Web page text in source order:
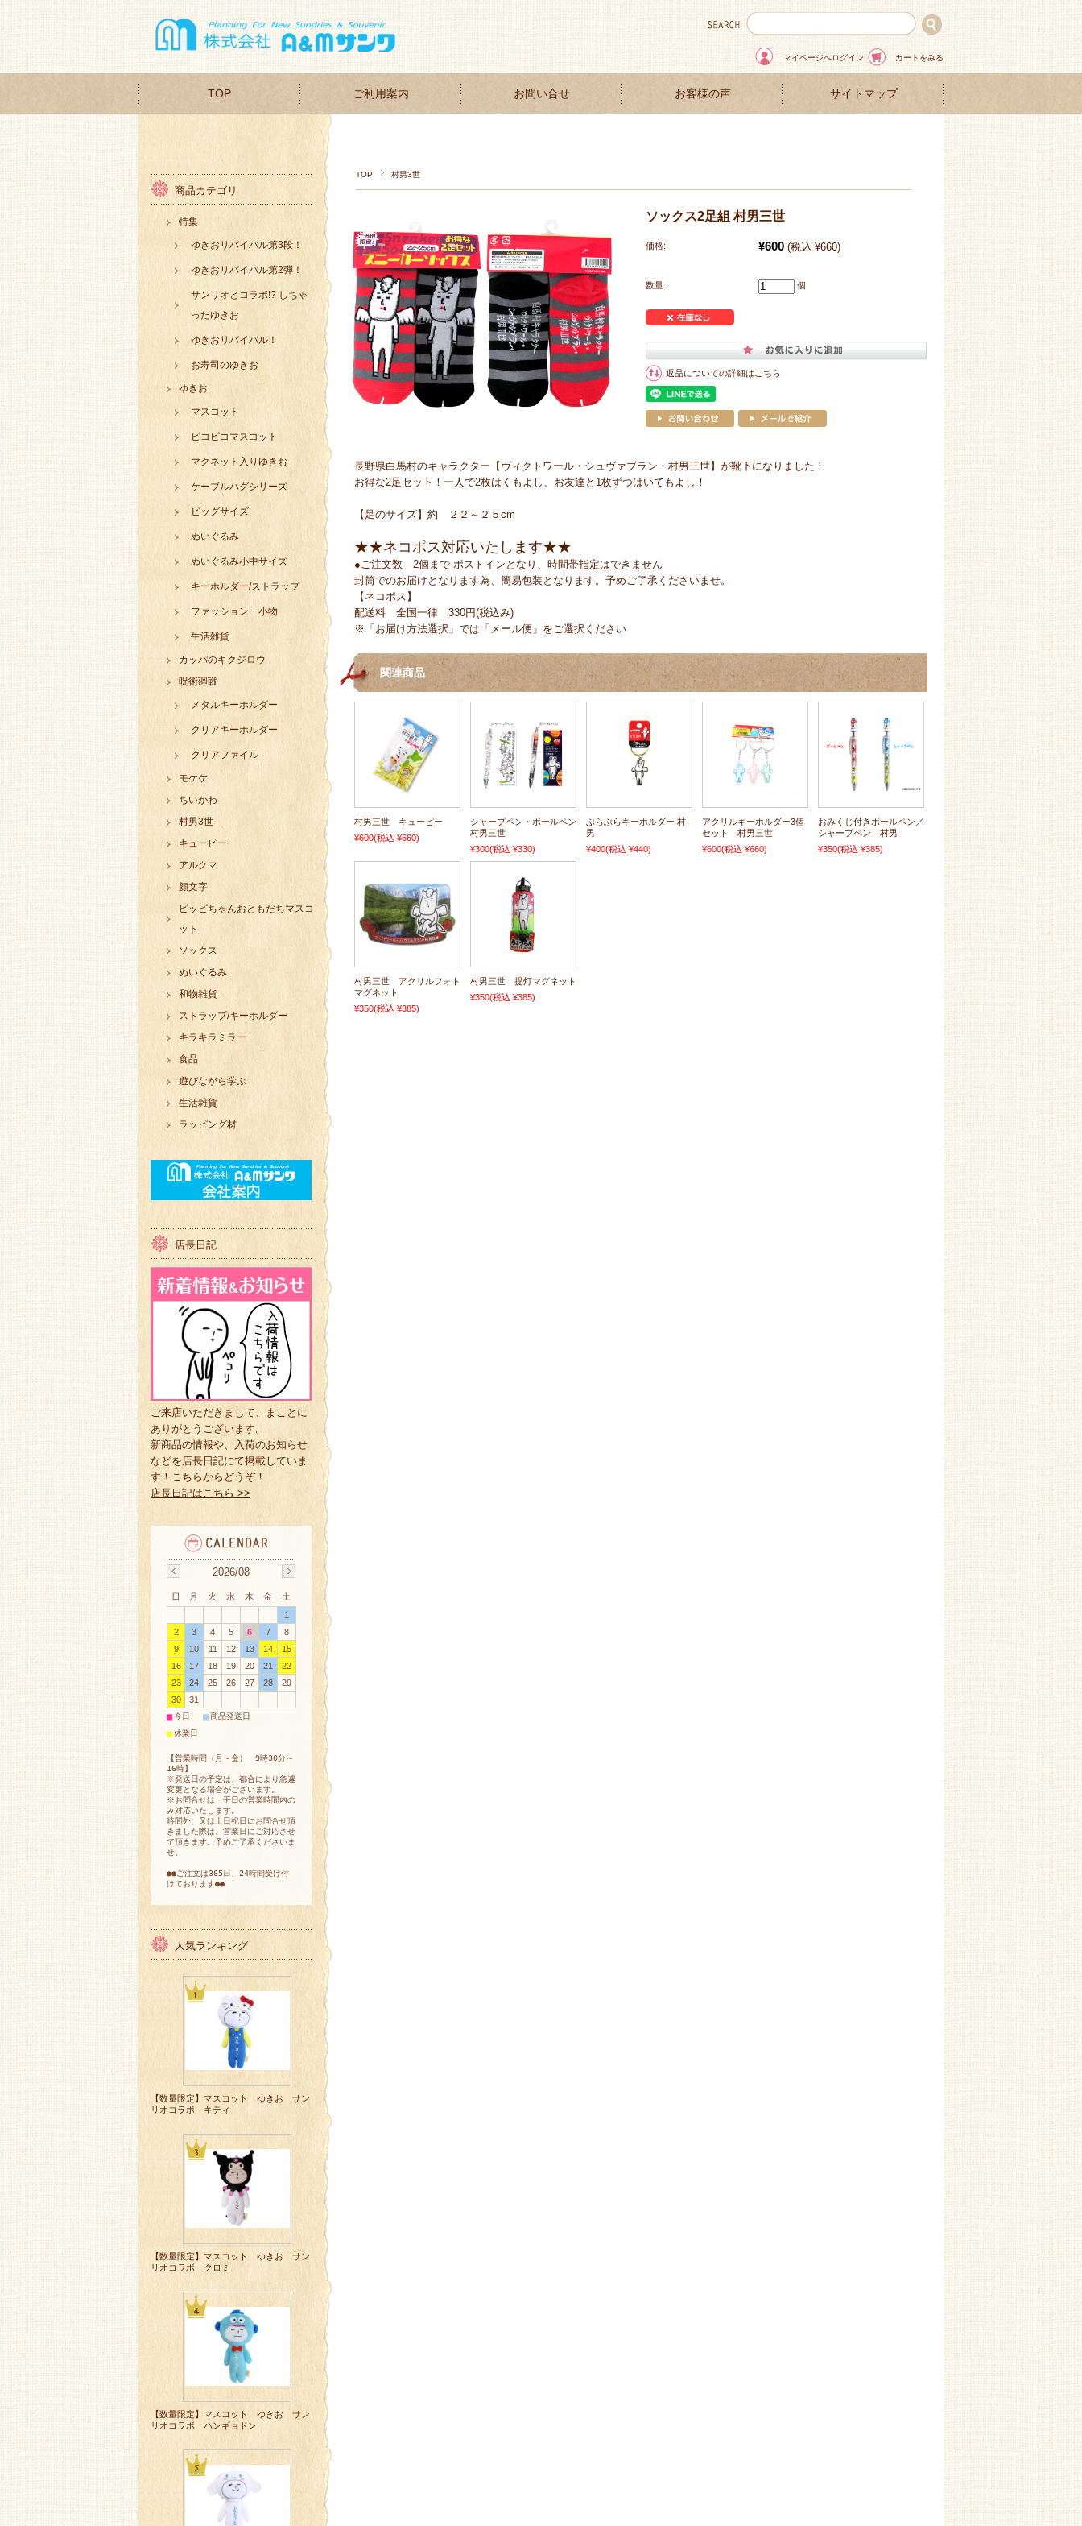
マイページへログイン カートをみる
TOP ご利用案内 お問い合せ お客様の声 サイトマップ
TOP 村男3世
ソックス2足組 村男三世
価格: ¥600 (税込 ¥660)
数量: 個
返品についての詳細はこちら
長野県白馬村のキャラクター【ヴィクトワール・シュヴァブラン・村男三世】が靴下になりました！
お得な2足セット！一人で2枚はくもよし、お友達と1枚ずつはいてもよし！
【足のサイズ】約 ２２～２５cm
★★ネコポス対応いたします★★
●ご注文数 2個まで ポストインとなり、時間帯指定はできません
封筒でのお届けとなります為、簡易包装となります。予めご了承くださいませ。
【ネコポス】
配送料 全国一律 330円(税込み)
※「お届け方法選択」では「メール便」をご選択ください
関連商品
村男三世 キューピー
¥600(税込 ¥660)
シャープペン・ボールペン
村男三世
¥300(税込 ¥330)
ぶらぶらキーホルダー 村
男
¥400(税込 ¥440)
アクリルキーホルダー3個
セット 村男三世
¥600(税込 ¥660)
おみくじ付きボールペン／
シャープペン 村男
¥350(税込 ¥385)
村男三世 アクリルフォト
マグネット
¥350(税込 ¥385)
村男三世 提灯マグネット
¥350(税込 ¥385)
商品カテゴリ
特集
ゆきおリバイバル第3段！
ゆきおリバイバル第2弾！
サンリオとコラボ!? しちゃ
ったゆきお
ゆきおリバイバル！
お寿司のゆきお
ゆきお
マスコット
ピコピコマスコット
マグネット入りゆきお
ケーブルハグシリーズ
ビッグサイズ
ぬいぐるみ
ぬいぐるみ小中サイズ
キーホルダー/ストラップ
ファッション・小物
生活雑貨
カッパのキクジロウ
呪術廻戦
メタルキーホルダー
クリアキーホルダー
クリアファイル
モケケ
ちいかわ
村男3世
キューピー
アルクマ
顔文字
ピッピちゃんおともだちマスコ
ット
ソックス
ぬいぐるみ
和物雑貨
ストラップ/キーホルダー
キラキラミラー
食品
遊びながら学ぶ
生活雑貨
ラッピング材
店長日記
ご来店いただきまして、まことに
ありがとうございます。
新商品の情報や、入荷のお知らせ
などを店長日記にて掲載していま
す！こちらからどうぞ！
店長日記はこちら >>
2026/08
日 月 火 水 木 金
土
1
2
3 4 5 6 7
8
9
10 11 12 13 14
15
16
17 18 19 20 21
22
23
24 25 26 27 28
29
30
31
■今日 ■商品発送日
■休業日
【営業時間（月～金） 9時30分～
16時】
※発送日の予定は、都合により急遽
変更となる場合がございます。
※お問合せは 平日の営業時間内の
み対応いたします。
時間外、又は土日祝日にお問合せ頂
きました際は、営業日にご対応させ
て頂きます。予めご了承くださいま
せ。
●●ご注文は365日、24時間受け付
けております●●
人気ランキング
【数量限定】マスコット ゆきお サン
リオコラボ キティ
【数量限定】マスコット ゆきお サン
リオコラボ クロミ
【数量限定】マスコット ゆきお サン
リオコラボ ハンギョドン